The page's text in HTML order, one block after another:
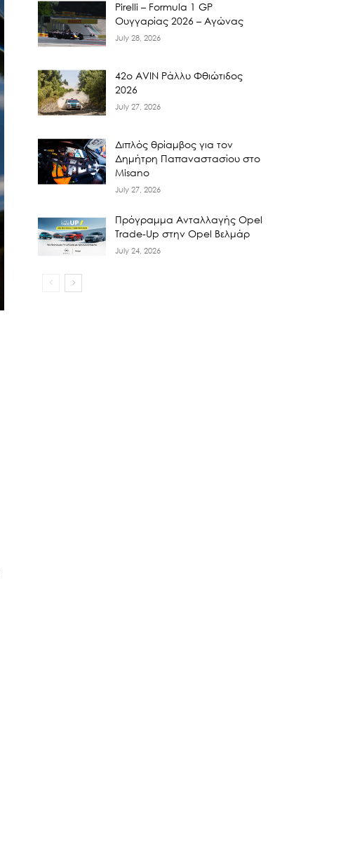
Pirelli – Formula 1 GP
Ουγγαρίας 2026 – Αγώνας
July 28, 2026
42ο AVIN Ράλλυ Φθιώτιδος
2026
July 27, 2026
Διπλός θρίαμβος για τον
Δημήτρη Παπαναστασίου στο
Misano
July 27, 2026
Πρόγραμμα Ανταλλαγής Opel
Trade-Up στην Opel Βελμάρ
July 24, 2026